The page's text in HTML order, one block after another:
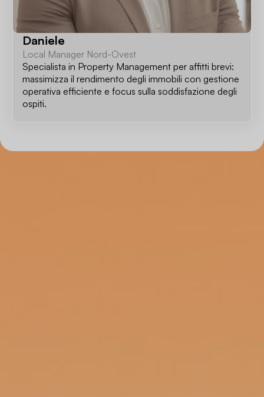
Daniele
Local Manager Nord-Ovest
Specialista in Property Management per affitti brevi:
massimizza il rendimento degli immobili con gestione
operativa efficiente e focus sulla soddisfazione degli
ospiti.